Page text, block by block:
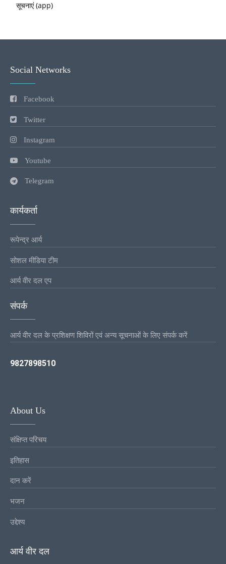
सूचनाएं (app)
Social Networks
Facebook
Twitter
Instagram
Youtube
Telegram
कार्यकर्ता
रूपेन्द्र आर्य
सोशल मीडिया टीम
आर्य वीर दल एप
संपर्क
आर्य वीर दल के प्रशिक्षण शिविरों एवं अन्य सूचनाओं के लिए संपर्क करें
9827898510
About Us
संक्षिप्त परिचय
इतिहास
दान करें
भजन
उद्देश्य
आर्य वीर दल